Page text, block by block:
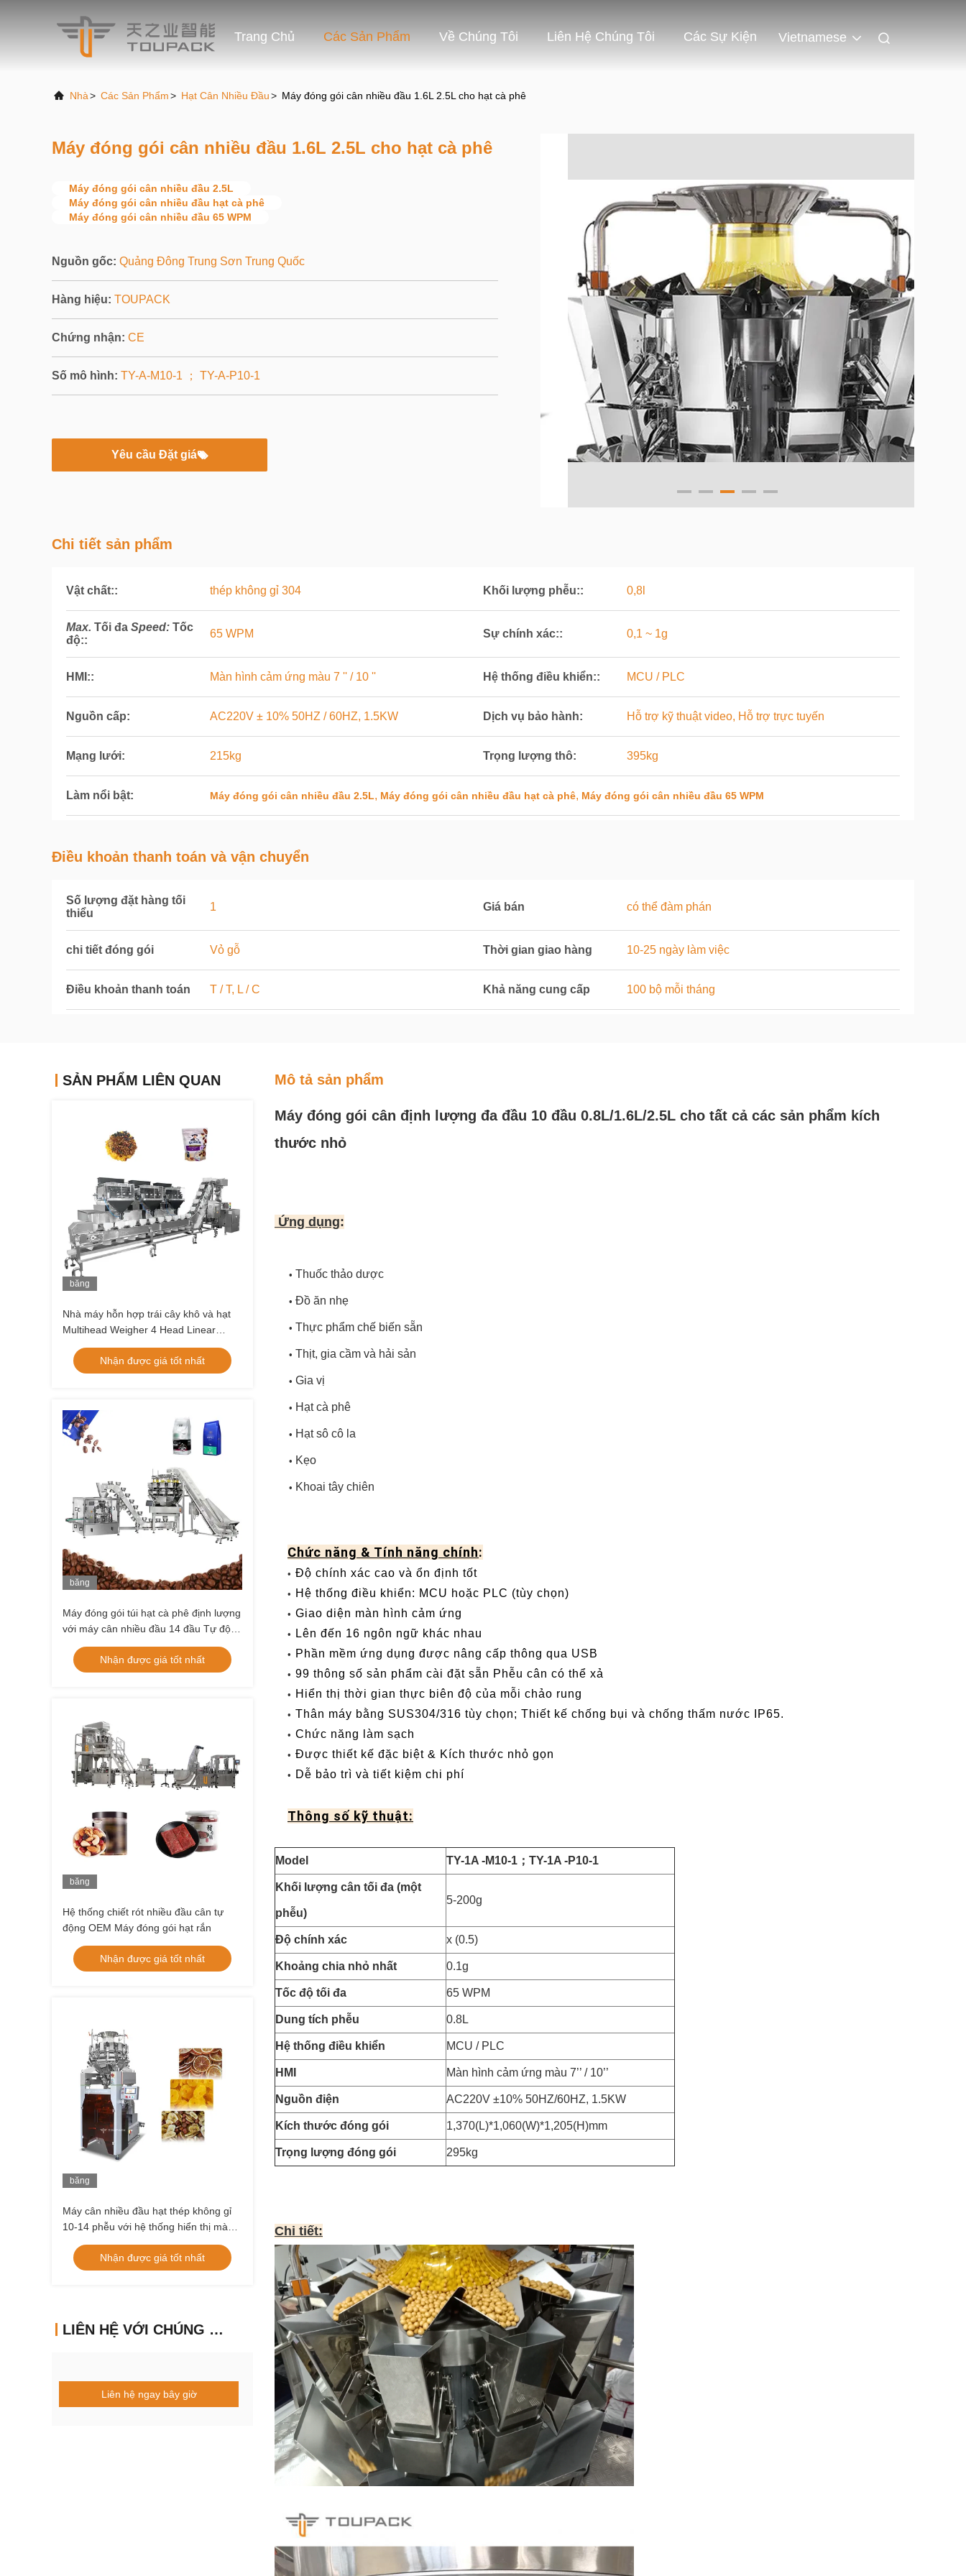
Trang Chủ Các Sản Phẩm Về Chúng Tôi Liên Hệ Chúng Tôi Các Sự Kiện Vietnamese
Nhà> Các Sản Phẩm> Hạt Cân Nhiều Đầu> Máy đóng gói cân nhiều đầu 1.6L 2.5L cho hạt cà phê
Máy đóng gói cân nhiều đầu 1.6L 2.5L cho hạt cà phê
Máy đóng gói cân nhiều đầu 2.5L
Máy đóng gói cân nhiều đầu hạt cà phê
Máy đóng gói cân nhiều đầu 65 WPM
Nguồn gốc: Quảng Đông Trung Sơn Trung Quốc
Hàng hiệu: TOUPACK
Chứng nhận: CE
Số mô hình: TY-A-M10-1 ； TY-A-P10-1
Yêu cầu Đặt giá
Chi tiết sản phẩm
Vật chất:: thép không gỉ 304 Khối lượng phễu:: 0,8l
Max. Tối đa Speed: Tốc
độ::
65 WPM Sự chính xác:: 0,1 ~ 1g
HMI:: Màn hình cảm ứng màu 7 '' / 10 '' Hệ thống điều khiển:: MCU / PLC
Nguồn cấp: AC220V ± 10% 50HZ / 60HZ, 1.5KW Dịch vụ bảo hành: Hỗ trợ kỹ thuật video, Hỗ trợ trực tuyến
Mạng lưới: 215kg Trọng lượng thô: 395kg
Làm nổi bật: Máy đóng gói cân nhiều đầu 2.5L, Máy đóng gói cân nhiều đầu hạt cà phê, Máy đóng gói cân nhiều đầu 65 WPM
Điều khoản thanh toán và vận chuyển
Số lượng đặt hàng tối
thiểu
1 Giá bán có thể đàm phán
chi tiết đóng gói Vỏ gỗ Thời gian giao hàng 10-25 ngày làm việc
Điều khoản thanh toán T / T, L / C Khả năng cung cấp 100 bộ mỗi tháng
SẢN PHẨM LIÊN QUAN
băng
Nhà máy hỗn hợp trái cây khô và hạt
Multihead Weigher 4 Head Linear
Weigher Vffs Packing Machine Zip Bag
Packing Machine
Nhận được giá tốt nhất
băng
Máy đóng gói túi hạt cà phê định lượng
với máy cân nhiều đầu 14 đầu Tự động
chiết rót
Nhận được giá tốt nhất
băng
Hệ thống chiết rót nhiều đầu cân tự
động OEM Máy đóng gói hạt rắn
Nhận được giá tốt nhất
băng
Máy cân nhiều đầu hạt thép không gỉ
10-14 phễu với hệ thống hiển thị màn
hình cảm ứng
Nhận được giá tốt nhất
LIÊN HỆ VỚI CHÚNG TÔI
Liên hệ ngay bây giờ
Mô tả sản phẩm
Máy đóng gói cân định lượng đa đầu 10 đầu 0.8L/1.6L/2.5L cho tất cả các sản phẩm kích
thước nhỏ
Ứng dụng:
• Thuốc thảo dược
• Đồ ăn nhẹ
• Thực phẩm chế biến sẵn
• Thịt, gia cầm và hải sản
• Gia vị
• Hạt cà phê
• Hạt sô cô la
• Kẹo
• Khoai tây chiên
Chức năng & Tính năng chính:
• Độ chính xác cao và ổn định tốt
• Hệ thống điều khiển: MCU hoặc PLC (tùy chọn)
• Giao diện màn hình cảm ứng
• Lên đến 16 ngôn ngữ khác nhau
• Phần mềm ứng dụng được nâng cấp thông qua USB
• 99 thông số sản phẩm cài đặt sẵn Phễu cân có thể xả
• Hiển thị thời gian thực biên độ của mỗi chảo rung
• Thân máy bằng SUS304/316 tùy chọn; Thiết kế chống bụi và chống thấm nước IP65.
• Chức năng làm sạch
• Được thiết kế đặc biệt & Kích thước nhỏ gọn
• Dễ bảo trì và tiết kiệm chi phí
Thông số kỹ thuật:
Model TY-1A -M10-1 ； TY-1A -P10-1
Khối lượng cân tối đa (một
phễu)
5-200g
Độ chính xác x (0.5)
Khoảng chia nhỏ nhất 0.1g
Tốc độ tối đa 65 WPM
Dung tích phễu 0.8L
Hệ thống điều khiển MCU / PLC
HMI Màn hình cảm ứng màu 7’’ / 10’’
Nguồn điện AC220V ±10% 50HZ/60HZ, 1.5KW
Kích thước đóng gói 1,370(L)*1,060(W)*1,205(H)mm
Trọng lượng đóng gói 295kg
Chi tiết: